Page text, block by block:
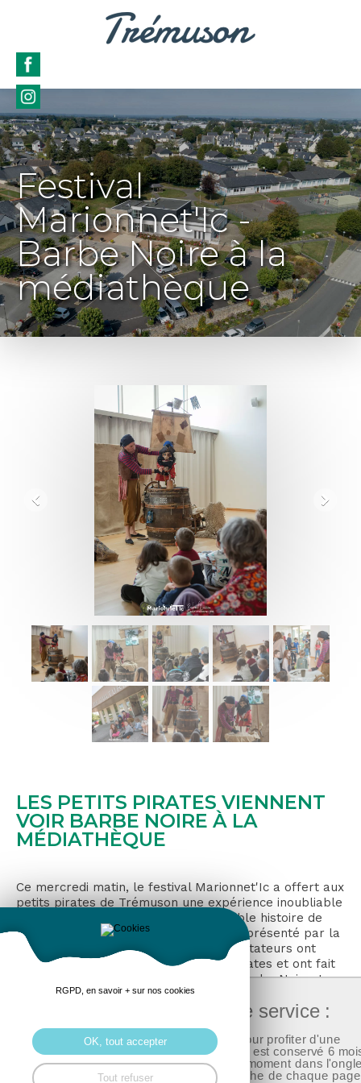
Pour accéder à ce service :
Nous utilisons des cookies pour profiter d'une
expérience optimisée, votre choix est conservé 6
et vous pouvez le modifier à tout moment dans
réduit « cookies » en bas à gauche de chaque page
Festival
Marionnet'Ic -
Barbe Noire à la
médiathèque
LES PETITS PIRATES VIENNENT
VOIR BARBE NOIRE À LA
MÉDIATHÈQUE
Ce mercredi matin, le festival Marionnet'Ic a offert aux
petits pirates de Trémuson une expérience inoubliable
en les invitant à découvrir « La véritable histoire de
Barbe Noire », un spectacle captivant présenté par la
compagnie Niclounivis. Les jeunes spectateurs ont
plongé dans l'univers fascinant des pirates et ont fait
la connaissance du célèbre corsaire, Barbe Noire. La
marionnette et la mise en scène ont ravi la trentaine
d’enfants présents, mais aussi les parents ou grands-
RGPD, en savoir + sur nos cookies
OK, tout accepter
Tout refuser